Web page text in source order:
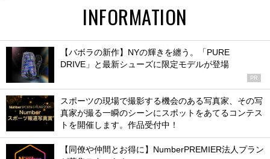
INFORMATION
【バボラの新作】NYの輝きを纏う。「PURE
DRIVE」と最新シューズに限定モデルが登場
PR
スポーツの現場で撮影する機会のある写真家、その写
真家が撮る一瞬のシーンにスポットをあてるコンテス
トを開催します。作品受付中！
【同僚や仲間とお得に】NumberPREMIER法人プラン